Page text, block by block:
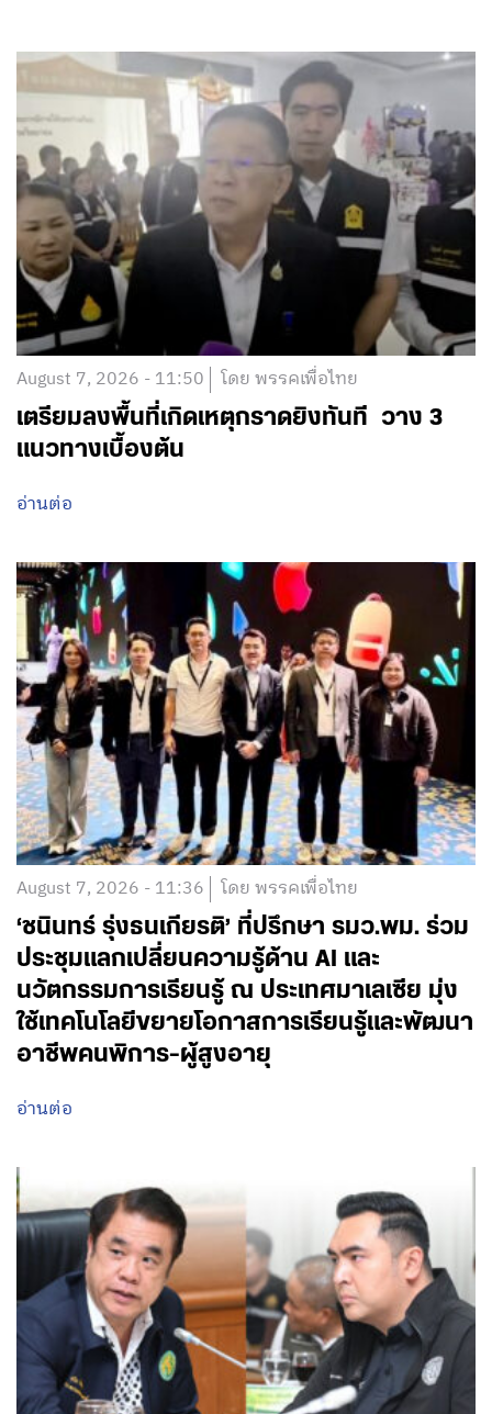
August 7, 2026 - 11:50 โดย พรรคเพื่อไทย
เตรียมลงพื้นที่เกิดเหตุกราดยิงทันที วาง 3
แนวทางเบื้องต้น
อ่านต่อ
August 7, 2026 - 11:36 โดย พรรคเพื่อไทย
‘ชนินทร์ รุ่งธนเกียรติ’ ที่ปรึกษา รมว.พม. ร่วม
ประชุมแลกเปลี่ยนความรู้ด้าน AI และ
นวัตกรรมการเรียนรู้ ณ ประเทศมาเลเซีย มุ่ง
ใช้เทคโนโลยีขยายโอกาสการเรียนรู้และพัฒนา
อาชีพคนพิการ-ผู้สูงอายุ
อ่านต่อ